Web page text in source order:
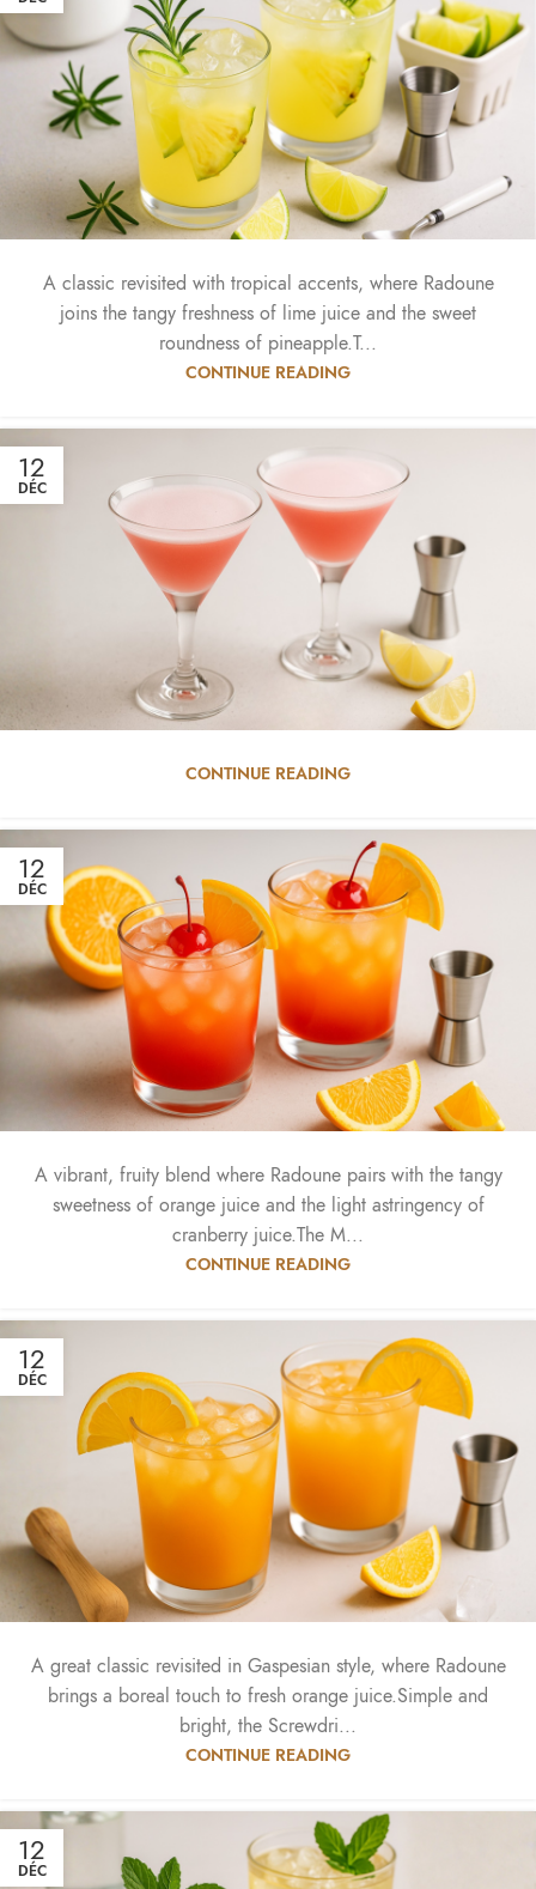
A classic revisited with tropical accents, where Radoune
joins the tangy freshness of lime juice and the sweet
roundness of pineapple.T...
CONTINUE READING
12
DÉC
CONTINUE READING
12
DÉC
A vibrant, fruity blend where Radoune pairs with the tangy
sweetness of orange juice and the light astringency of
cranberry juice.The M...
CONTINUE READING
12
DÉC
A great classic revisited in Gaspesian style, where Radoune
brings a boreal touch to fresh orange juice.Simple and
bright, the Screwdri...
CONTINUE READING
12
DÉC